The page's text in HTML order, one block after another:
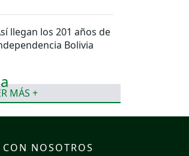
llegan los 201 años de
Bolivia
MÁS +
CON NOSOTROS